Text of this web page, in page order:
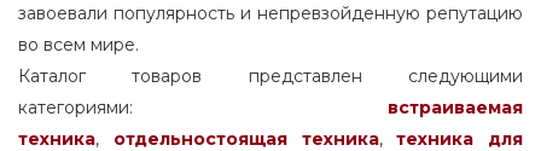
завоевали популярность и непревзойденную репутацию
во всем мире.
Каталог товаров представлен следующими
категориями: встраиваемая
техника, отдельностоящаятехника,
техника для